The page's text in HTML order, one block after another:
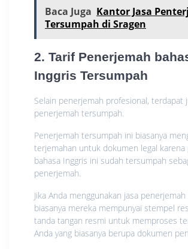
Baca Juga Kantor Jasa
Tersumpah di Sragen
2. Tarif Penerjemah
Inggris Tersumpah
Selain penerjemah profesional, terdapat
penerjemah tersumpah.
Penerjemah tersumpah ini biasanya
terjemahan untuk dokumen legal karena
bahasa Inggris ini sudah tersumpah
penerjemah.
Jika Anda menggunakan jasa
biasanya mereka mempunyai stempel
tanda tangan resmi untuk memproses
Anda yang biasanya berupa dokumen